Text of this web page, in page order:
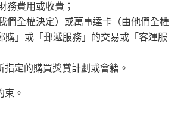
務費用或收費；
們全權決定）或萬事達卡（由他們全權
購」或「郵遞服務」的交易或「客運服
指定的購買獎賞計劃或會籍。
束。